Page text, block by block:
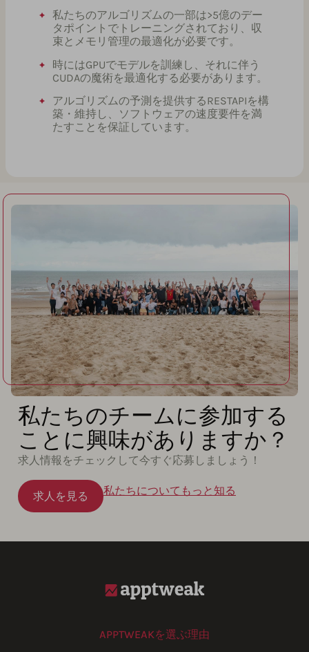
私たちのアルゴリズムの一部は>5億のデー
タポイントでトレーニングされており、収
束とメモリ管理の最適化が必要です。
時にはGPUでモデルを訓練し、それに伴う
CUDAの魔術を最適化する必要があります。
アルゴリズムの予測を提供するRESTAPIを構
築・維持し、ソフトウェアの速度要件を満
たすことを保証しています。
私たちのチームに参加する
ことに興味がありますか？
求人情報をチェックして今すぐ応募しましょう！
求人を見る 私たちについてもっと知る
APPTWEAKを選ぶ理由